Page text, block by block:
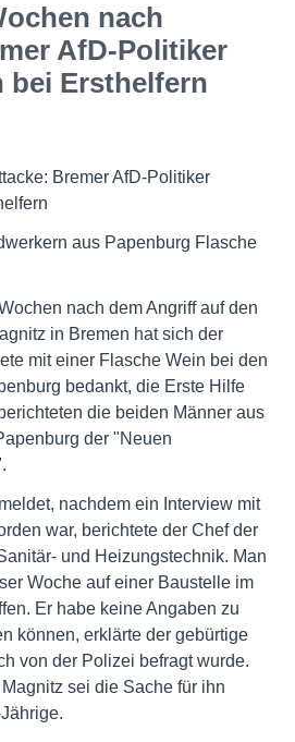
nach
AfD-Politiker
bei Ersthelfern
Bremer AfD-Politiker
aus Papenburg Flasche
nach dem Angriff auf den
in Bremen hat sich der
mit einer Flasche Wein bei den
bedankt, die Erste Hilfe
die beiden Männer aus
der "Neuen
nachdem ein Interview mit
war, berichtete der Chef der
und Heizungstechnik. Man
Woche auf einer Baustelle im
Er habe keine Angaben zu
können, erklärte der gebürtige
von der Polizei befragt wurde.
sei die Sache für ihn